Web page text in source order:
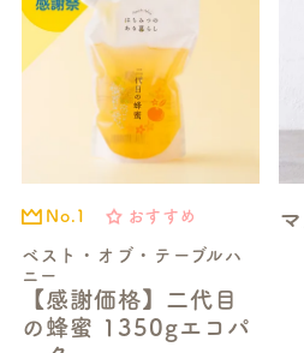
ベスト・オブ・テーブルハ
ニー
【感謝価格】二代目
の蜂蜜 1350gエコパ
No.1 おすすめ